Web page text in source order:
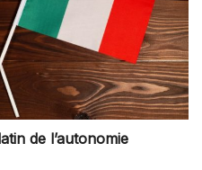
de l’autonomie